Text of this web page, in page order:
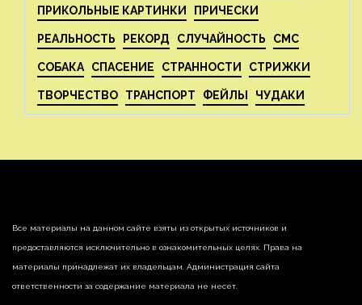
ПРИКОЛЬНЫЕ КАРТИНКИ ПРИЧЕСКИ
РЕАЛЬНОСТЬ РЕКОРД СЛУЧАЙНОСТЬ СМС
СОБАКА СПАСЕНИЕ СТРАННОСТИ СТРИЖКИ
ТВОРЧЕСТВО ТРАНСПОРТ ФЕЙЛЫ ЧУДАКИ
Все материалы на данном сайте взяты из открытых источников и
предоставляются исключительно в ознакомительных целях. Права на
материалы принадлежат их владельцам. Администрация сайта
ответственности за содержание материала не несет.